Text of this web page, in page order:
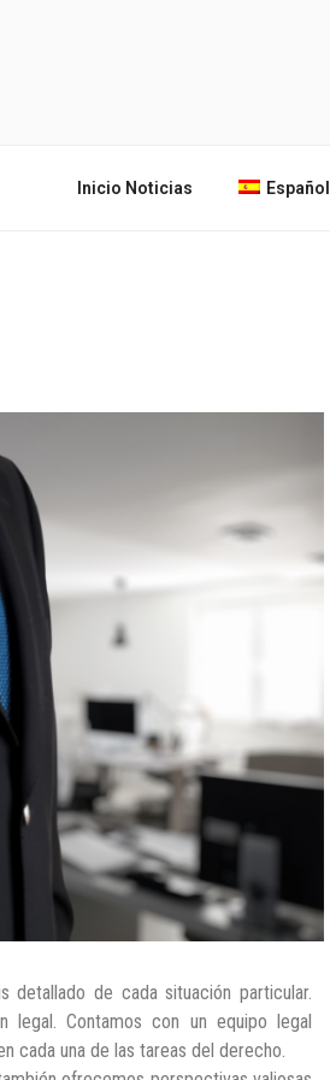
LEGAL
Inicio Noticias Español
detallado de cada situación particular.
legal. Contamos con un equipo legal
cada una de las tareas del derecho.